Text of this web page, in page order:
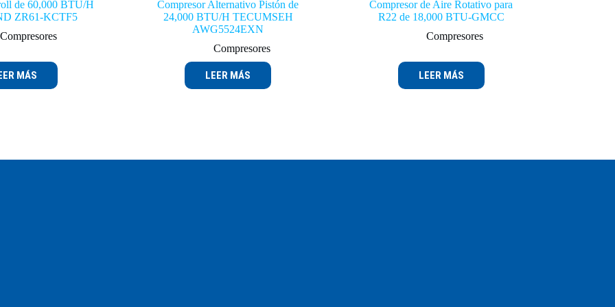
de 60,000 BTU/H
ZR61-KCTF5
Compresores
MÁS
Compresor Alternativo Pistón de
24,000 BTU/H TECUMSEH
AWG5524EXN
Compresores
LEER MÁS
Compresor de Aire Rotativo para
R22 de 18,000 BTU-GMCC
Compresores
LEER MÁS